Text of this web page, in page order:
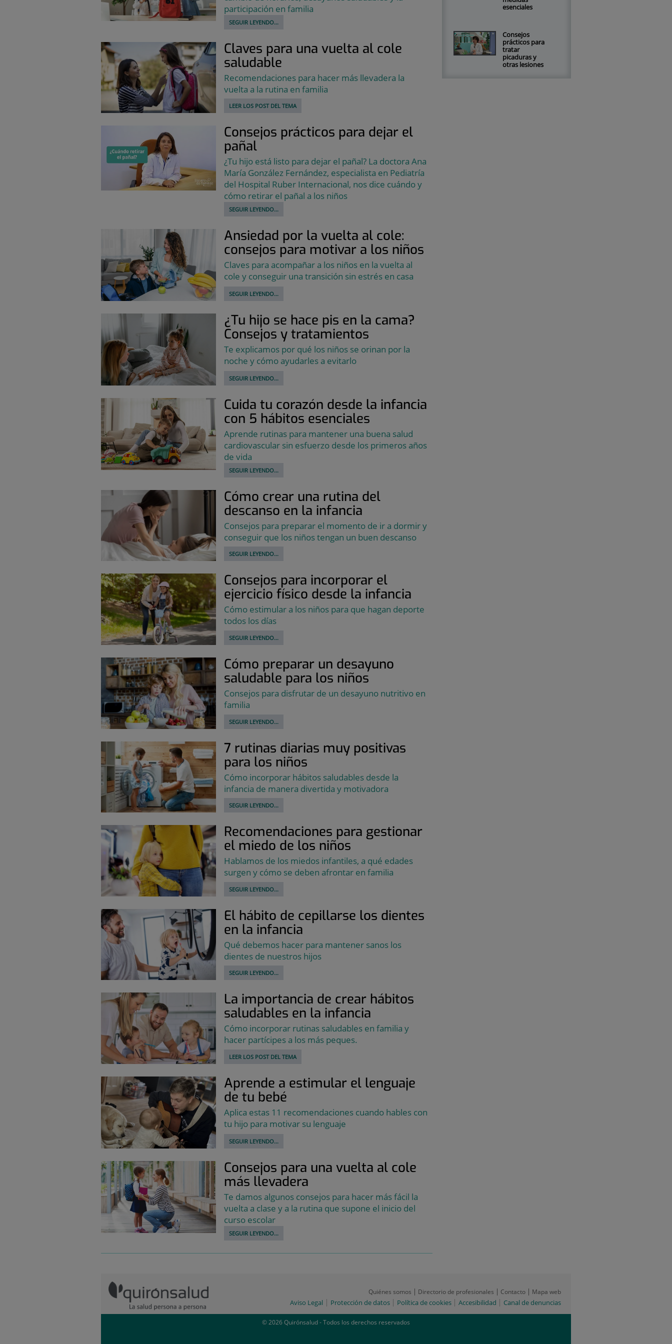
participación en familia
SEGUIR LEYENDO...
Claves para una vuelta al cole
saludable
Recomendaciones para hacer más llevadera la
vuelta a la rutina en familia
LEER LOS POST DEL TEMA
Consejos prácticos para dejar el
pañal
¿Tu hijo está listo para dejar el pañal? La doctora Ana
María González Fernández, especialista en Pediatría
del Hospital Ruber Internacional, nos dice cuándo y
cómo retirar el pañal a los niños
SEGUIR LEYENDO...
Ansiedad por la vuelta al cole:
consejos para motivar a los niños
Claves para acompañar a los niños en la vuelta al
cole y conseguir una transición sin estrés en casa
SEGUIR LEYENDO...
¿Tu hijo se hace pis en la cama?
Consejos y tratamientos
Te explicamos por qué los niños se orinan por la
noche y cómo ayudarles a evitarlo
SEGUIR LEYENDO...
Cuida tu corazón desde la infancia
con 5 hábitos esenciales
Aprende rutinas para mantener una buena salud
cardiovascular sin esfuerzo desde los primeros años
de vida
SEGUIR LEYENDO...
Cómo crear una rutina del
descanso en la infancia
Consejos para preparar el momento de ir a dormir y
conseguir que los niños tengan un buen descanso
SEGUIR LEYENDO...
Consejos para incorporar el
ejercicio físico desde la infancia
Cómo estimular a los niños para que hagan deporte
todos los días
SEGUIR LEYENDO...
Cómo preparar un desayuno
saludable para los niños
Consejos para disfrutar de un desayuno nutritivo en
familia
SEGUIR LEYENDO...
7 rutinas diarias muy positivas
para los niños
Cómo incorporar hábitos saludables desde la
infancia de manera divertida y motivadora
SEGUIR LEYENDO...
Recomendaciones para gestionar
el miedo de los niños
Hablamos de los miedos infantiles, a qué edades
surgen y cómo se deben afrontar en familia
SEGUIR LEYENDO...
El hábito de cepillarse los dientes
en la infancia
Qué debemos hacer para mantener sanos los
dientes de nuestros hijos
SEGUIR LEYENDO...
La importancia de crear hábitos
saludables en la infancia
Cómo incorporar rutinas saludables en familia y
hacer partícipes a los más peques.
LEER LOS POST DEL TEMA
Aprende a estimular el lenguaje
de tu bebé
Aplica estas 11 recomendaciones cuando hables con
tu hijo para motivar su lenguaje
SEGUIR LEYENDO...
Consejos para una vuelta al cole
más llevadera
Te damos algunos consejos para hacer más fácil la
vuelta a clase y a la rutina que supone el inicio del
curso escolar
SEGUIR LEYENDO...
esenciales
Consejos
prácticos para
tratar
picaduras y
otras lesiones
Quiénes somos Directorio de profesionales Contacto Mapa web
Aviso Legal Protección de datos Política de cookies Accesibilidad Canal de denuncias
© 2026 Quirónsalud - Todos los derechos reservados